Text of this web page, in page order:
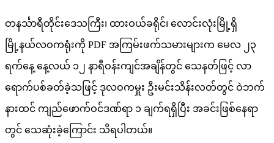
တနင်္သာရီတိုင်းဒေသကြီး၊ ထားဝယ်ခရိုင်၊ လောင်းလုံးမြို့ရှိ
မြို့နယ်လဝကရုံးကို PDF အကြမ်းဖက်သမားများက မေလ ၂၃
ရက်နေ့ နေ့လယ် ၁၂ နာရီဝန်းကျင်အချိန်တွင် သေနတ်ဖြင့် လာ
ရောက်ပစ်ခတ်ခဲ့သဖြင့် ဒုလဝကမှူး ဦးမင်းသိန်းလတ်တွင် ဝဲဘက်
နားထင် ကျည်ဖောက်ဝင်ဒဏ်ရာ ၁ ချက်ရရှိပြီး အခင်းဖြစ်နေရာ
တွင် သေဆုံးခဲ့ကြောင်း သိရပါတယ်။